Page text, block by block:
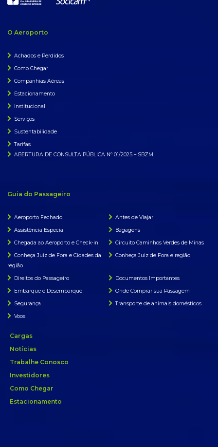
O Aeroporto
Achados e Perdidos
Como Chegar
Companhias Aéreas
Estacionamento
Institucional
Serviços
Sustentabilidade
Tarifas
ABERTURA DE CONSULTA PÚBLICA Nº 01/2025 – SBZM
Guia do Passageiro
Aeroporto Fechado
Antes de Viajar
Assistência Especial
Bagagens
Chegada ao Aeroporto e Check-in
Circuito Caminhos Verdes de Minas
Conheça Juiz de Fora e Cidades da
região
Conheça Juiz de Fora e região
Direitos do Passageiro
Documentos Importantes
Embarque e Desembarque
Onde Comprar sua Passagem
Segurança
Transporte de animais domésticos
Voos
Cargas
Notícias
Trabalhe Conosco
Investidores
Como Chegar
Estacionamento